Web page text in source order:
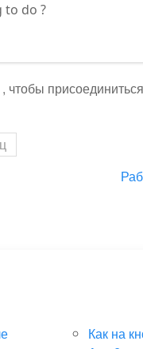
to do ?
, чтобы
Как на